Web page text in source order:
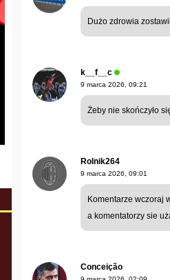
Dużo zdrowia
k__f__c
9 marca 2026, 09:21
Żeby nie skończyło
Rolnik264
9 marca 2026, 09:01
Komentarze wczoraj
a komentatorzy sie
Conceição